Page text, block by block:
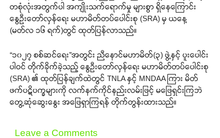
တစုံလုံးအတွက်ပါ အကျိုးသက်ရောက်မှု များစွာ ရှိနေကြောင်း
နွေဦးတော်လှန်ရေး မဟာမိတ်တပ်ပေါင်းစု (SRA) မှ ယနေ့
(မတ်လ ၁၆ ရက်)တွင် ထုတ်ပြန်လာသည်။
“၁၀၂၇ စစ်ဆင်ရေး”အတွင်း ညီနောင်မဟာမိတ်(၃) ဖွဲ့နှင့် ပူးပေါင်း
ပါဝင် တိုက်ခိုက်ခဲ့သည့် နွေဦးတော်လှန်ရေး မဟာမိတ်တပ်ပေါင်းစု
(SRA) ၏ ထုတ်ပြန်ချက်ထဲတွင် TNLA နှင့် MNDAA ကြား မိတ်
ဖက်ပဋိပက္ခများကို လက်နက်ကိုင်နည်းလမ်းဖြင့် မဖြေရှင်းကြဘဲ
တွေ့ဆုံဆွေးနွေး အဖြေရှာကြရန် တိုက်တွန်းထားသည်။
Leave a Comments